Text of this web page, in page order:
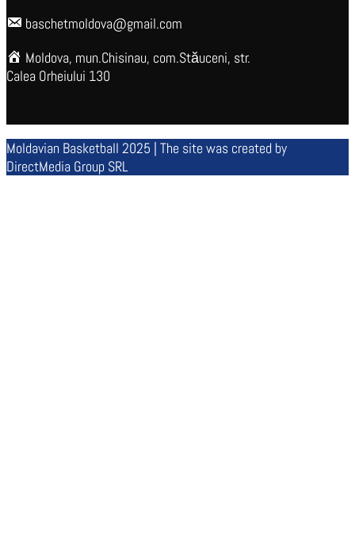
baschetmoldova@gmail.com
Moldova, mun.Chisinau, com.Stăuceni, str.
Calea Orheiului 130
Moldavian Basketball 2025 | The site was created by
DirectMedia Group SRL